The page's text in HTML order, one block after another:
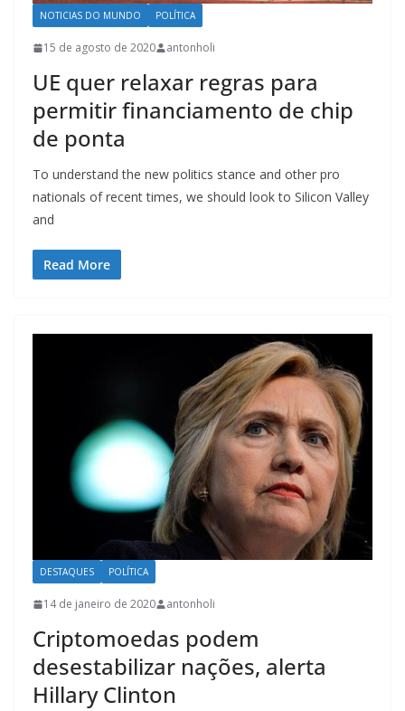
NOTICIAS DO MUNDO POLÍTICA
15 de agosto de 2020 antonholi
UE quer relaxar regras para
permitir financiamento de chip
de ponta
To understand the new politics stance and other pro
nationals of recent times, we should look to Silicon Valley
and
Read More
DESTAQUES POLÍTICA
14 de janeiro de 2020 antonholi
Criptomoedas podem
desestabilizar nações, alerta
Hillary Clinton